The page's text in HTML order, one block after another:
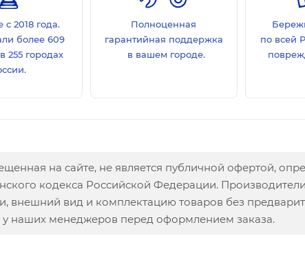
2018 года.
более 609
255 городах
Полноценная
гарантийная поддержка
в вашем городе.
по всей
на сайте, не является публичной офертой,
кодекса Российской Федерации.
внешний вид и комплектацию товаров без
у наших менеджеров перед оформлением заказа.